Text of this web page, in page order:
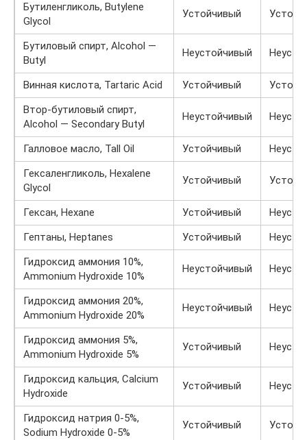
Бутиленгликоль, Butylene
Glycol
Устойчивый
Бутиловый спирт, Alcohol —
Butyl
Неустойчивый
Винная кислота, Tartaric Acid Устойчивый
Втор-бутиловый спирт,
Alcohol — Secondary Butyl
Неустойчивый
Галловое масло, Tall Oil Устойчивый
Гексаленгликоль, Hexalene
Glycol
Устойчивый
Гексан, Hexane Устойчивый
Гептаны, Heptanes
Устойчивый
Гидроксид аммония 10%,
Ammonium Hydroxide 10%
Неустойчивый
Гидроксид аммония 20%,
Ammonium Hydroxide 20%
Неустойчивый
Гидроксид аммония 5%,
Ammonium Hydroxide 5%
Устойчивый
Гидроксид кальция, Calcium
Hydroxide
Устойчивый
Гидроксид натрия 0-5%,
Sodium Hydroxide 0-5%
Устойчивый